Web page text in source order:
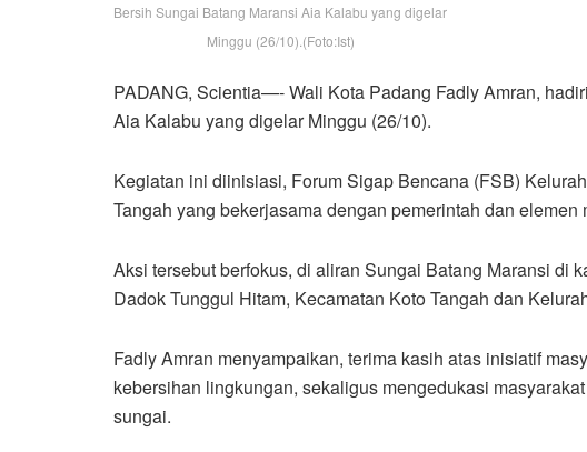
Bersih Sungai Batang Maransi Aia Kalabu yang digelar
Minggu (26/10).(Foto:Ist)
PADANG, Scientia—- Wali Kota Padang Fadly Amran,
Aia Kalabu yang digelar Minggu (26/10).
Kegiatan ini diinisiasi, Forum Sigap Bencana (FSB)
Tangah yang bekerjasama dengan pemerintah dan elemen
Aksi tersebut berfokus, di aliran Sungai Batang Maransi di
Dadok Tunggul Hitam, Kecamatan Koto Tangah dan
Fadly Amran menyampaikan, terima kasih atas inisiatif
kebersihan lingkungan, sekaligus mengedukasi
sungai.